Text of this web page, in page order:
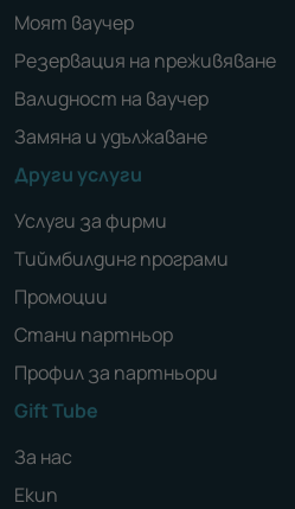
Моят ваучер
Резервация на преживяване
Валидност на ваучер
Замяна и удължаване
Други услуги
Услуги за фирми
Тиймбилдинг програми
Промоции
Стани партньор
Профил за партньори
Gift Tube
За нас
Екип